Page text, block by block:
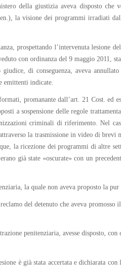
della giustizia aveva disposto che
la visione dei programmi irradiati
prospettando l’intervenuta lesione
con ordinanza del 9 maggio 2011,
di conseguenza, aveva
emittenti indicate.
promanante dall’art. 21 Cost. ed
a sospensione delle regole
criminali di riferimento. Nel
la trasmissione in video di brevi
la ricezione dei programmi di altre
già state «oscurate» con un
la quale non aveva proposto la pur
del detenuto che aveva promosso
penitenziaria, avesse disposto, con
è già stata accertata e dichiarata